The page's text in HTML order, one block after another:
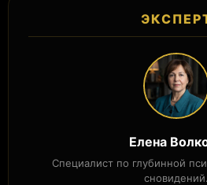
Елена
Специалист по глубинной
сновидений.